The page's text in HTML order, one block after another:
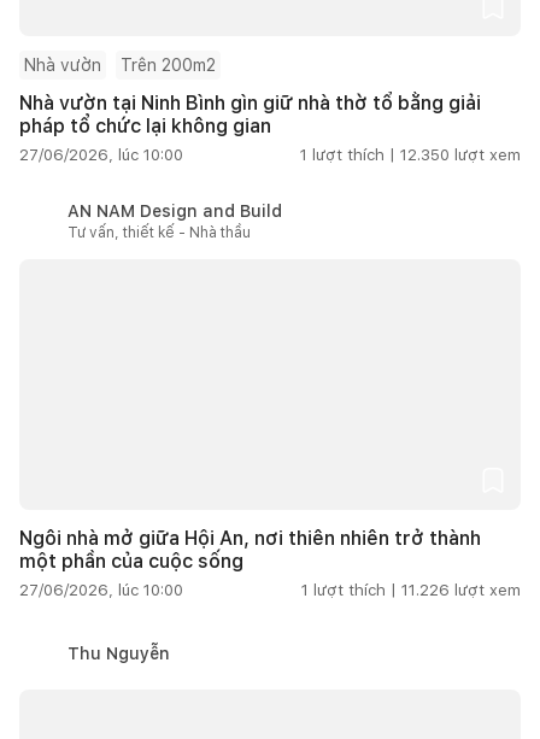
Nhà vườn Trên 200m2
Nhà vườn tại Ninh Bình gìn giữ nhà thờ tổ bằng giải
pháp tổ chức lại không gian
27/06/2026, lúc 10:00 1 lượt thích | 12.350 lượt xem
AN NAM Design and Build
Tư vấn, thiết kế - Nhà thầu
Ngôi nhà mở giữa Hội An, nơi thiên nhiên trở thành
một phần của cuộc sống
27/06/2026, lúc 10:00 1 lượt thích | 11.226 lượt xem
Thu Nguyễn